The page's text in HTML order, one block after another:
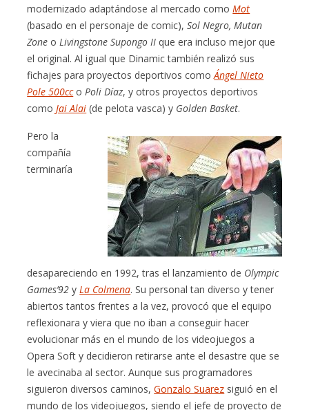
modernizado adaptándose al mercado comoMot
(basado en el personaje de comic),Sol Negro, Mutan
Zone oLivingstone Supongo II que era incluso mejor que
el original. Al igual que Dinamic también realizó sus
fichajes para proyectos deportivos comoÁngel Nieto
Pole 500ccoPoli Díaz, y otros proyectos deportivos
comoJai Alai (de pelota vasca) y Golden Basket.
Pero la
compañía
terminaría
desapareciendo en 1992, tras el lanzamiento de Olympic
Games’92 yLa Colmena. Su personal tan diverso y tener
abiertos tantos frentes a la vez, provocó que el equipo
reflexionara y viera que no iban a conseguir hacer
evolucionar más en el mundo de los videojuegos a
Opera Soft y decidieron retirarse ante el desastre que se
le avecinaba al sector. Aunque sus programadores
siguieron diversos caminos,Gonzalo Suarez siguió en el
mundo de los videojuegos, siendo el jefe de proyecto de